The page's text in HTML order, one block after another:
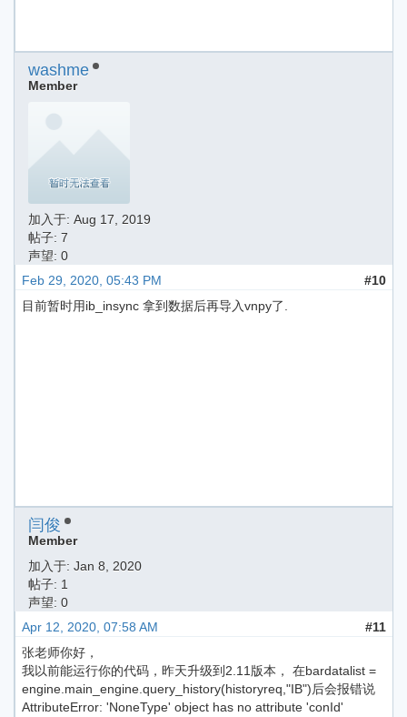
washme
Member
加入于: Aug 17, 2019
帖子: 7
声望: 0
Feb 29, 2020, 05:43 PM
#10
目前暂时用ib_insync 拿到数据后再导入vnpy了.
闫俊
Member
加入于: Jan 8, 2020
帖子: 1
声望: 0
Apr 12, 2020, 07:58 AM
#11
张老师你好，
我以前能运行你的代码，昨天升级到2.11版本， 在bardatalist =
engine.main_engine.query_history(historyreq,"IB")后会报错说
AttributeError: 'NoneType' object has no attribute 'conId'